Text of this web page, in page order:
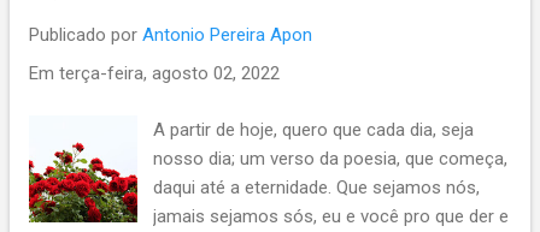
Publicado por Antonio Pereira Apon
Em terça-feira, agosto 02, 2022
A partir de hoje, quero que cada dia, seja
nosso dia; um verso da poesia, que começa,
daqui até a eternidade. Que sejamos nós,
jamais sejamos sós, eu e você pro que der e